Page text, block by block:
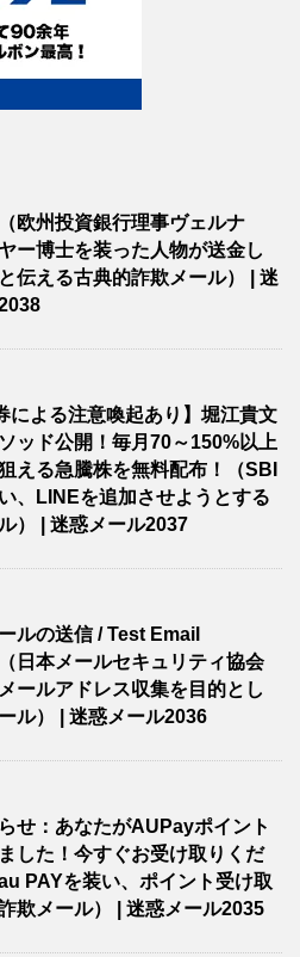
欧州投資銀行理事ヴェルナ
ー博士を装った人物が送金し
伝える古典的詐欺メール） | 迷
による注意喚起あり】堀江貴文
ッド公開！毎月70～150%以上
える急騰株を無料配布！（SBI
、LINEを追加させようとする
） | 迷惑メール2037
ルの送信 / Test Email
日本メールセキュリティ協会
ールアドレス収集を目的とし
ル） | 迷惑メール2036
せ：あなたがAUPayポイント
した！今すぐお受け取りくだ
PAYを装い、ポイント受け取
欺メール） | 迷惑メール2035